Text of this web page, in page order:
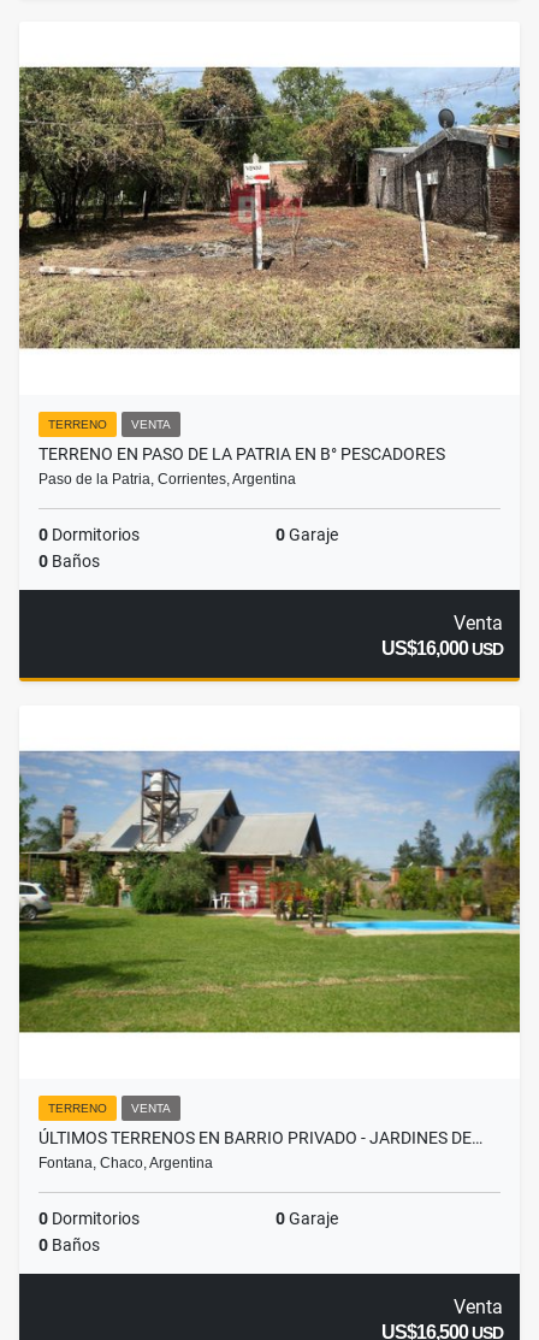
TERRENO VENTA
TERRENO EN PASO DE LA PATRIA EN B° PESCADORES
Paso de la Patria, Corrientes, Argentina
0 Dormitorios 0Garaje
0 Baños
Venta
US$16,000USD
TERRENO VENTA
ÚLTIMOS TERRENOS EN BARRIO PRIVADO - JARDINES DE…
Fontana, Chaco, Argentina
0 Dormitorios 0Garaje
0 Baños
Venta
US$16,500USD